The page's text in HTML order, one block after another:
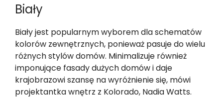
Biały
Biały jest popularnym wyborem dla schematów
kolorów zewnętrznych, ponieważ pasuje do wielu
różnych stylów domów. Minimalizuje również
imponujące fasady dużych domów i daje
krajobrazowi szansę na wyróżnienie się, mówi
projektantka wnętrz z Kolorado, Nadia Watts.